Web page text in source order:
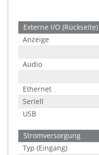
Externe I/O (Rückseite)
Anzeige
Audio
Ethernet
Seriell
USB
Stromversorgung
Typ (Eingang)